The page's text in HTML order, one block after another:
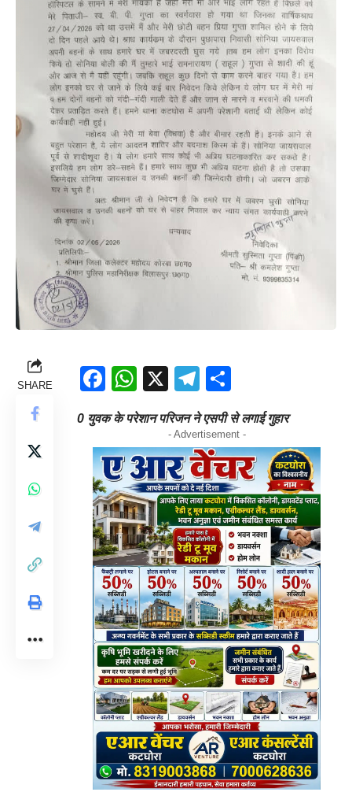
SHARE Facebook
WhatsApp
X Telegram
0 युवक के परेशान परिजन ने एसपी से लगाई गुहार
- Advertisement -